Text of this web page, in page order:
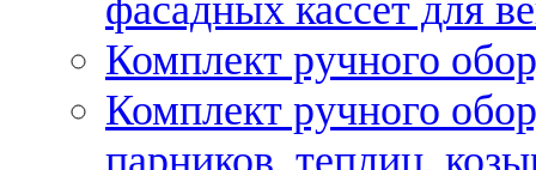
Комплект ручного
Комплект ручного
парников, теплиц,